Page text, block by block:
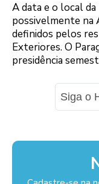
A data e o local
possivelmente na
definidos pelos
Exteriores. O
presidência
Siga o